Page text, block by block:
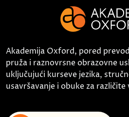
Akademija Oxford, pored
pruža i raznovrsne obrazovne
uključujući kurseve jezika,
usavršavanje i obuke za različite